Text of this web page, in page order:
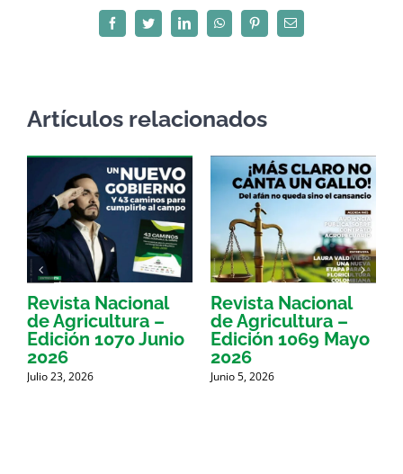
del
programa
1999
vinculado
una
institución
educativa
y
el
porcentaje
restante
fue
atendido
por
la
Sociedad
de
FacebookTwitterLinkedInWhatsAppPinterestCorreo
electrónico
Artículos relacionados
Revista Nacional
de Agricultura –
Edición 1070 Junio
2026
Julio 23, 2026
Revista Nacional
de Agricultura –
Edición 1069 Mayo
2026
Junio 5, 2026